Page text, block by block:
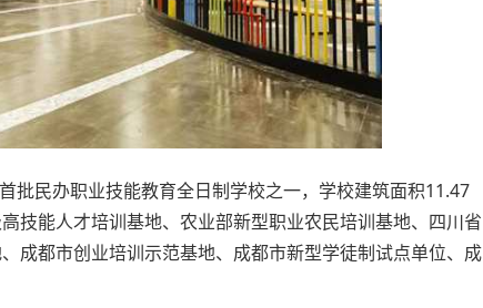
批民办职业技能教育全日制学校之一，学校建筑面积11.47
技能人才培训基地、农业部新型职业农民培训基地、四川省
成都市创业培训示范基地、成都市新型学徒制试点单位、成